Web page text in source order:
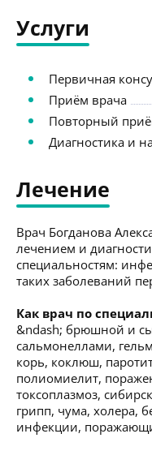
Услуги
Первичная
Приём врача
Повторный
Диагностика и
Лечение
Врач Богданова
лечением и
специальностям:
таких заболеваний
Как врач по
&ndash; брюшной и
сальмонеллами,
корь, коклюш,
полиомиелит,
токсоплазмоз,
грипп, чума, холера,
инфекции,